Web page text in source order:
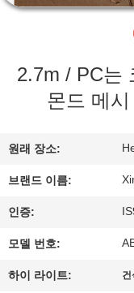
사
개
견
학
2.7m / PC는
몬드 메
원래 장소:
브랜드 이름:
인증:
모델 번호:
하이 라이트: 건